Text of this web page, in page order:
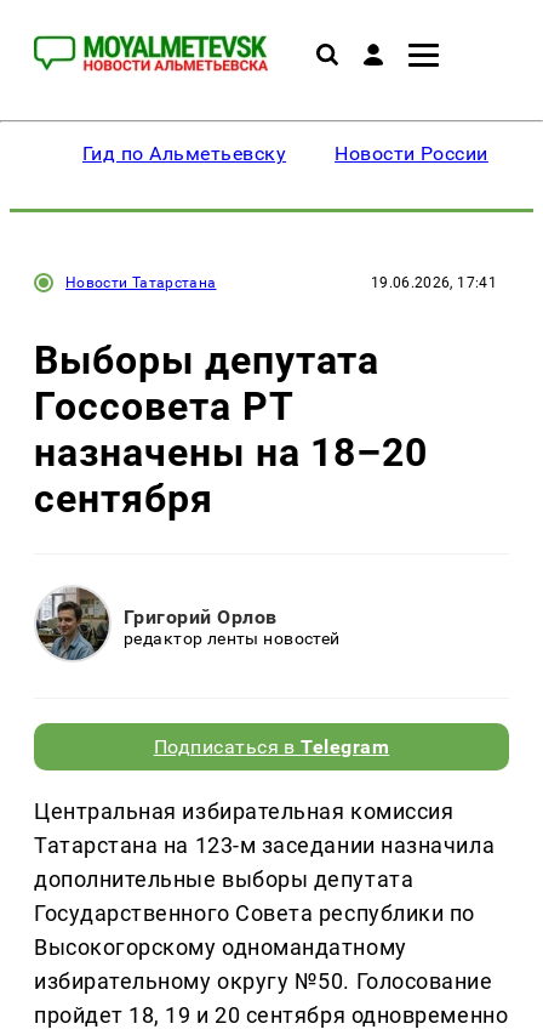
Гид по Альметьевску Новости России
Новости Татарстана 19.06.2026, 17:41
Выборы депутата
Госсовета РТ
назначены на 18–20
сентября
Григорий Орлов
редактор ленты новостей
Подписаться вTelegram
Центральная избирательная комиссия
Татарстана на 123-м заседании назначила
дополнительные выборы депутата
Государственного Совета республики по
Высокогорскому одномандатному
избирательному округу №50. Голосование
пройдет 18, 19 и 20 сентября одновременно